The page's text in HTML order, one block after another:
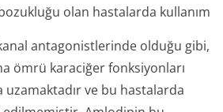
olan hastalarda kullanım
antagonistlerinde olduğu gibi,
ömrü karaciğer fonksiyonları
ve bu hastalarda